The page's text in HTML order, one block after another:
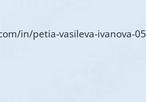
in/petia-vasileva-ivanova-